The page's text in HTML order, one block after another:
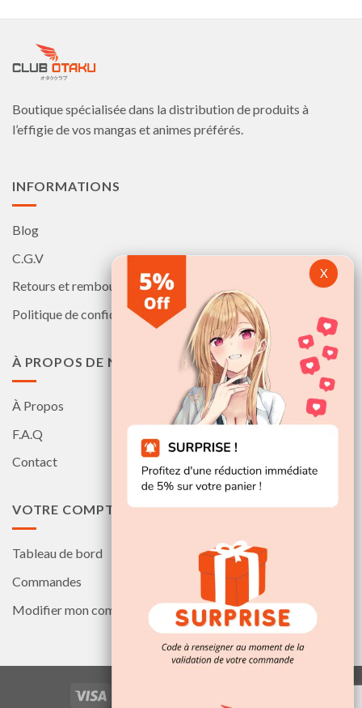
Les
être
sur
la
Les
sur
Boutique spécialisée dans la distribution de produits à
l’effigie de vos mangas et animes préférés.
INFORMATIONS
Blog
C.G.V
Retours et remboursements
Politique de confidentialité
À PROPOS DE NOUS
À Propos
F.A.Q
Contact
VOTRE COMPTE
Tableau de bord
Commandes
Modifier mon compte